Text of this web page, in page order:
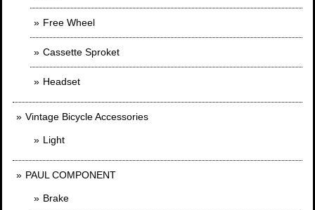
Free Wheel
Cassette Sproket
Headset
Vintage Bicycle Accessories
Light
PAUL COMPONENT
Brake